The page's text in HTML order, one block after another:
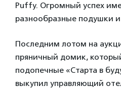
Puffy. Огромный успех
разнообразные подушки
Последним лотом на
пряничный домик,
подопечные «Старта в
выкупил управляющий